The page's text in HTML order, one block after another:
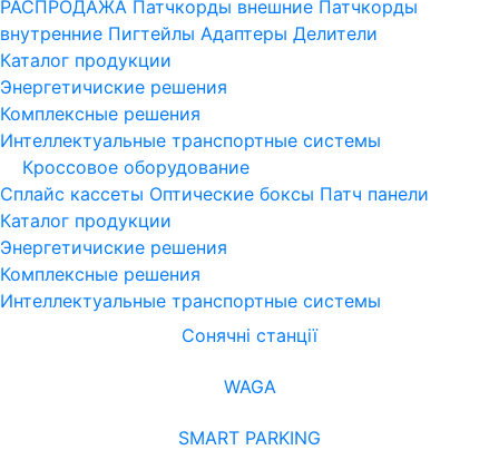
РАСПРОДАЖА Патчкорды внешние Патчкорды
внутренние Пигтейлы Адаптеры Делители
Каталог продукции
Энергетичиские решения
Комплексные решения
Интеллектуальные транспортные системы
Кроссовое оборудование
Сплайс кассеты Оптические боксы Патч панели
Каталог продукции
Энергетичиские решения
Комплексные решения
Интеллектуальные транспортные системы
Сонячні станції
WAGA
SMART PARKING